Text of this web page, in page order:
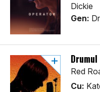
Dickie
Gen:
Red
Cu: